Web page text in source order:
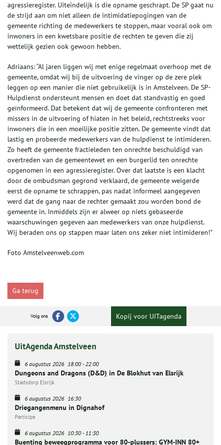
agressieregister. Uiteindelijk is die opname geschrapt. De SP gaat nu
de strijd aan om niet alleen de intimidatiepogingen van de
gemeente richting de medewerkers te stoppen, maar vooral ook om
inwoners in een kwetsbare positie de rechten te geven die zij
wettelijk gezien ook gewoon hebben.
Adriaans: “Al jaren liggen wij met enige regelmaat overhoop met de
gemeente, omdat wij bij de uitvoering de vinger op de zere plek
leggen op een manier die niet gebruikelijk is in Amstelveen. De SP-
Hulpdienst ondersteunt mensen en doet dat standvastig en goed
geïnformeerd. Dat betekent dat wij de gemeente confronteren met
missers in de uitvoering of hiaten in het beleid, rechtstreeks voor
inwoners die in een moeilijke positie zitten. De gemeente vindt dat
lastig en probeerde medewerkers van de hulpdienst te intimideren.
Zo heeft de gemeente fractieleden ten onrechte beschuldigd van
overtreden van de gemeentewet en een burgerlid ten onrechte
opgenomen in een agressieregister. Over dat laatste is een klacht
door de ombudsman gegrond verklaard, de gemeente weigerde
eerst de opname te schrappen, pas nadat informeel aangegeven
werd dat de gang naar de rechter gemaakt zou worden bond de
gemeente in. Inmiddels zijn er alweer op niets gebaseerde
waarschuwingen gegeven aan medewerkers van onze hulpdienst.
Wij beraden ons op stappen maar laten ons zeker niet intimideren!”
Foto Amstelveenweb.com
Ga terug
Volg ons Kopij voor UITagenda
UitAgenda Amstelveen
6 augustus 2026 18:00-22:00
Dungeons and Dragons (D&D) in De Blokhut van Elsrijk
Stadsdorp Elsrijk
6 augustus 2026 16:30
Driegangenmenu in Dignahof
Participe
6 augustus 2026 10:30-11:30
Buenting beweegprogramma voor 80-plussers: GYM-INN 80+